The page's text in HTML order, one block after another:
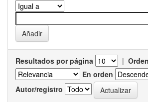
Resultados por página |
En orden
Autor/registro